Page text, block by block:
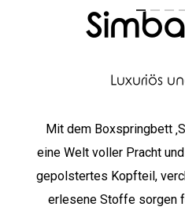
Luxuriös
Mit dem Boxspringbett
eine Welt voller Pracht
gepolstertes Kopfteil,
erlesene Stoffe sorgen